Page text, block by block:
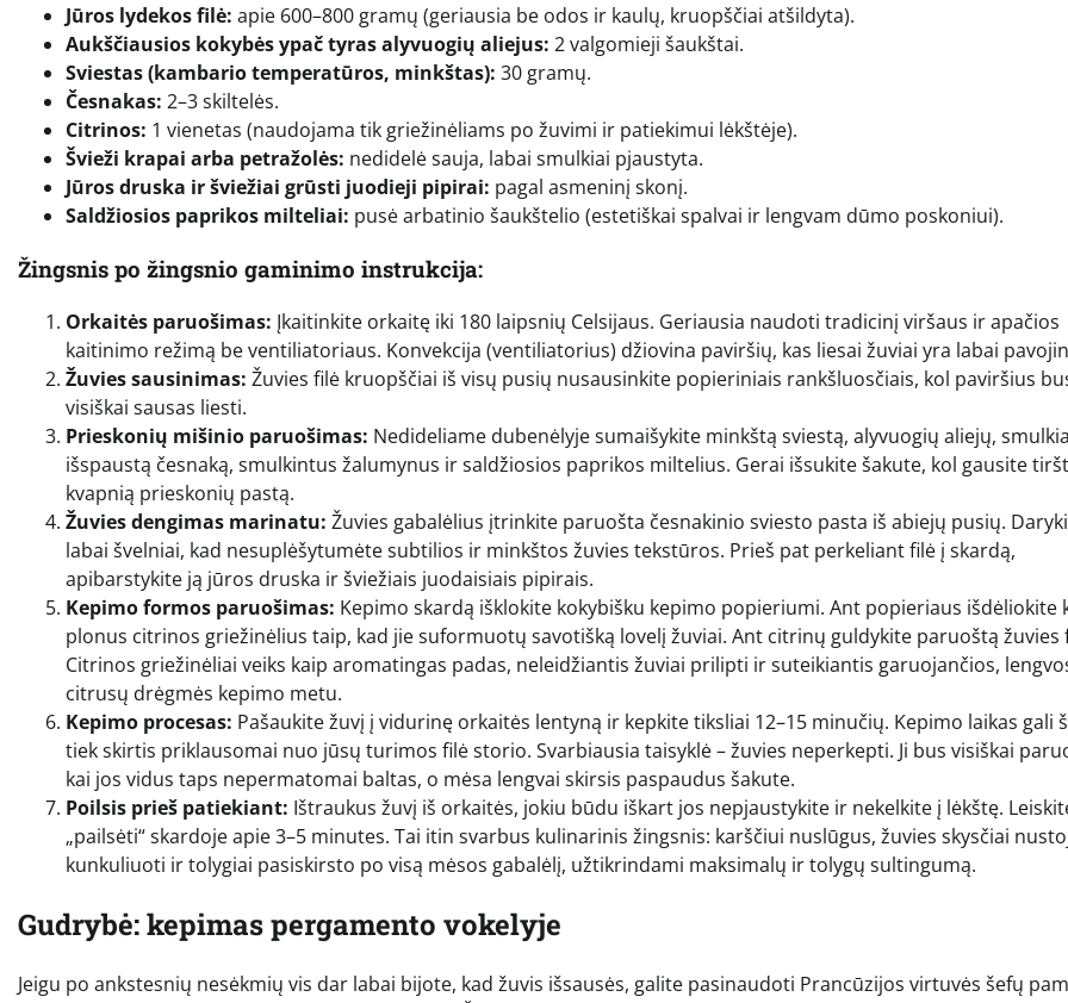
Jūros lydekos filė: apie 600–800 gramų (geriausia be odos ir kaulų, kruopščiai atšildyta).
Aukščiausios kokybės ypač tyras alyvuogių aliejus: 2 valgomieji šaukštai.
Sviestas (kambario temperatūros, minkštas): 30 gramų.
Česnakas: 2–3 skiltelės.
Citrinos: 1 vienetas (naudojama tik griežinėliams po žuvimi ir patiekimui lėkštėje).
Švieži krapai arba petražolės: nedidelė sauja, labai smulkiai pjaustyta.
Jūros druska ir šviežiai grūsti juodieji pipirai: pagal asmeninį skonį.
Saldžiosios paprikos milteliai: pusė arbatinio šaukštelio (estetiškai spalvai ir lengvam dūmo poskoniui).
Žingsnis po žingsnio gaminimo instrukcija:
Orkaitės paruošimas: Įkaitinkite orkaitę iki 180 laipsnių Celsijaus. Geriausia naudoti tradicinį viršaus ir apačios
kaitinimo režimą be ventiliatoriaus. Konvekcija (ventiliatorius) džiovina paviršių, kas liesai žuviai yra labai
Žuvies sausinimas: Žuvies filė kruopščiai iš visų pusių nusausinkite popieriniais rankšluosčiais, kol paviršius
visiškai sausas liesti.
Prieskonių mišinio paruošimas: Nedideliame dubenėlyje sumaišykite minkštą sviestą, alyvuogių aliejų,
išspaustą česnaką, smulkintus žalumynus ir saldžiosios paprikos miltelius. Gerai išsukite šakute, kol gausite
kvapnią prieskonių pastą.
Žuvies dengimas marinatu: Žuvies gabalėlius įtrinkite paruošta česnakinio sviesto pasta iš abiejų pusių.
labai švelniai, kad nesuplėšytumėte subtilios ir minkštos žuvies tekstūros. Prieš pat perkeliant filė į skardą,
apibarstykite ją jūros druska ir šviežiais juodaisiais pipirais.
Kepimo formos paruošimas: Kepimo skardą išklokite kokybišku kepimo popieriumi. Ant popieriaus išdėliokite
plonus citrinos griežinėlius taip, kad jie suformuotų savotišką lovelį žuviai. Ant citrinų guldykite paruoštą žuvies
Citrinos griežinėliai veiks kaip aromatingas padas, neleidžiantis žuviai prilipti ir suteikiantis garuojančios,
citrusų drėgmės kepimo metu.
Kepimo procesas: Pašaukite žuvį į vidurinę orkaitės lentyną ir kepkite tiksliai 12–15 minučių. Kepimo laikas gali
tiek skirtis priklausomai nuo jūsų turimos filė storio. Svarbiausia taisyklė – žuvies neperkepti. Ji bus visiškai
kai jos vidus taps nepermatomai baltas, o mėsa lengvai skirsis paspaudus šakute.
Poilsis prieš patiekiant: Ištraukus žuvį iš orkaitės, jokiu būdu iškart jos nepjaustykite ir nekelkite į lėkštę.
„pailsėti“ skardoje apie 3–5 minutes. Tai itin svarbus kulinarinis žingsnis: karščiui nuslūgus, žuvies skysčiai
kunkuliuoti ir tolygiai pasiskirsto po visą mėsos gabalėlį, užtikrindami maksimalų ir tolygų sultingumą.
Gudrybė: kepimas pergamento vokelyje
Jeigu po ankstesnių nesėkmių vis dar labai bijote, kad žuvis išsausės, galite pasinaudoti Prancūzijos virtuvės šefų